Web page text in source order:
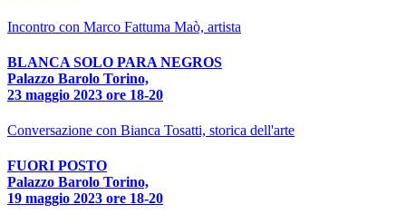
Incontro con Marco Fattuma Maò, artista
BLANCA SOLO PARA NEGROS
Palazzo Barolo Torino,
23 maggio 2023 ore 18-20
Conversazione con Bianca Tosatti, storica dell'arte
FUORI POSTO
Palazzo Barolo Torino,
19 maggio 2023 ore 18-20